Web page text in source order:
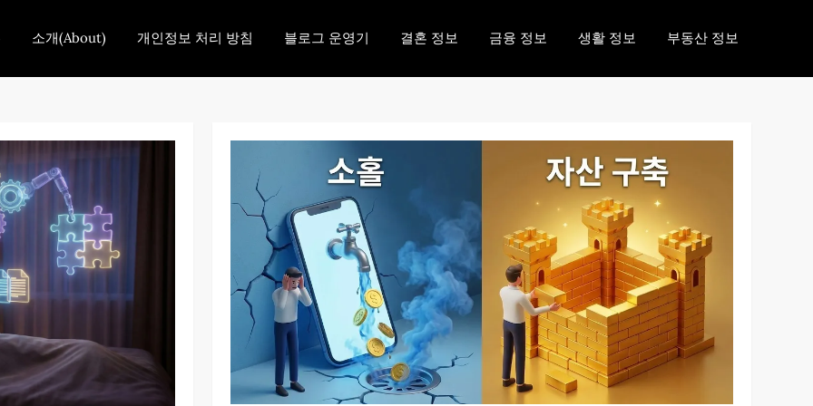
소개(About) 개인정보 처리 방침 블로그 운영기 결혼 정보 금융 정보 생활 정보 부동산 정보